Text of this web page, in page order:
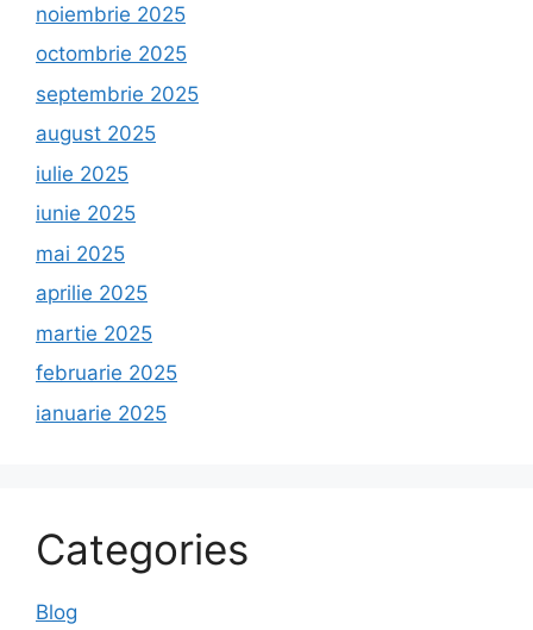
noiembrie 2025
octombrie 2025
septembrie 2025
august 2025
iulie 2025
iunie 2025
mai 2025
aprilie 2025
martie 2025
februarie 2025
ianuarie 2025
Categories
Blog